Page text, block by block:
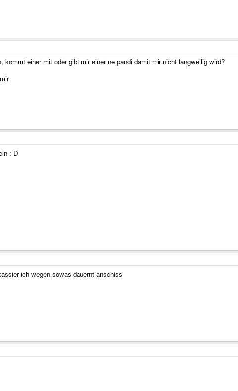
einer mit oder gibt mir einer ne pandi damit mir nicht langweilig wird?
:-D
ich wegen sowas dauernt anschiss